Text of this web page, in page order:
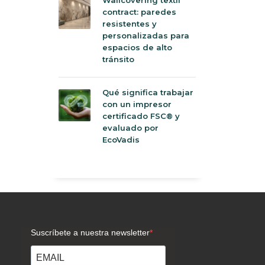
contract: paredes
resistentes y
personalizadas para
espacios de alto
tránsito
Qué significa trabajar
con un impresor
certificado FSC® y
evaluado por
EcoVadis